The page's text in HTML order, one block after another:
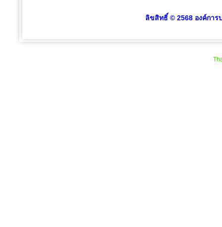
ลิขสิทธิ์ © 2568 องค์กา